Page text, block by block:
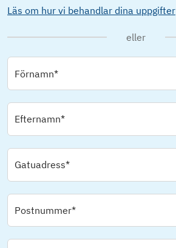
Läs om hur vi behandlar dina uppgifter
eller
Förnamn*
Efternamn*
Gatuadress*
Postnummer*